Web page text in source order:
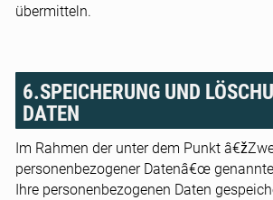
übermitteln.
6.SPEICHERUNG UND
DATEN
Im Rahmen der unter dem Punkt
personenbezogener Datenâ€œ
Ihre personenbezogenen Daten